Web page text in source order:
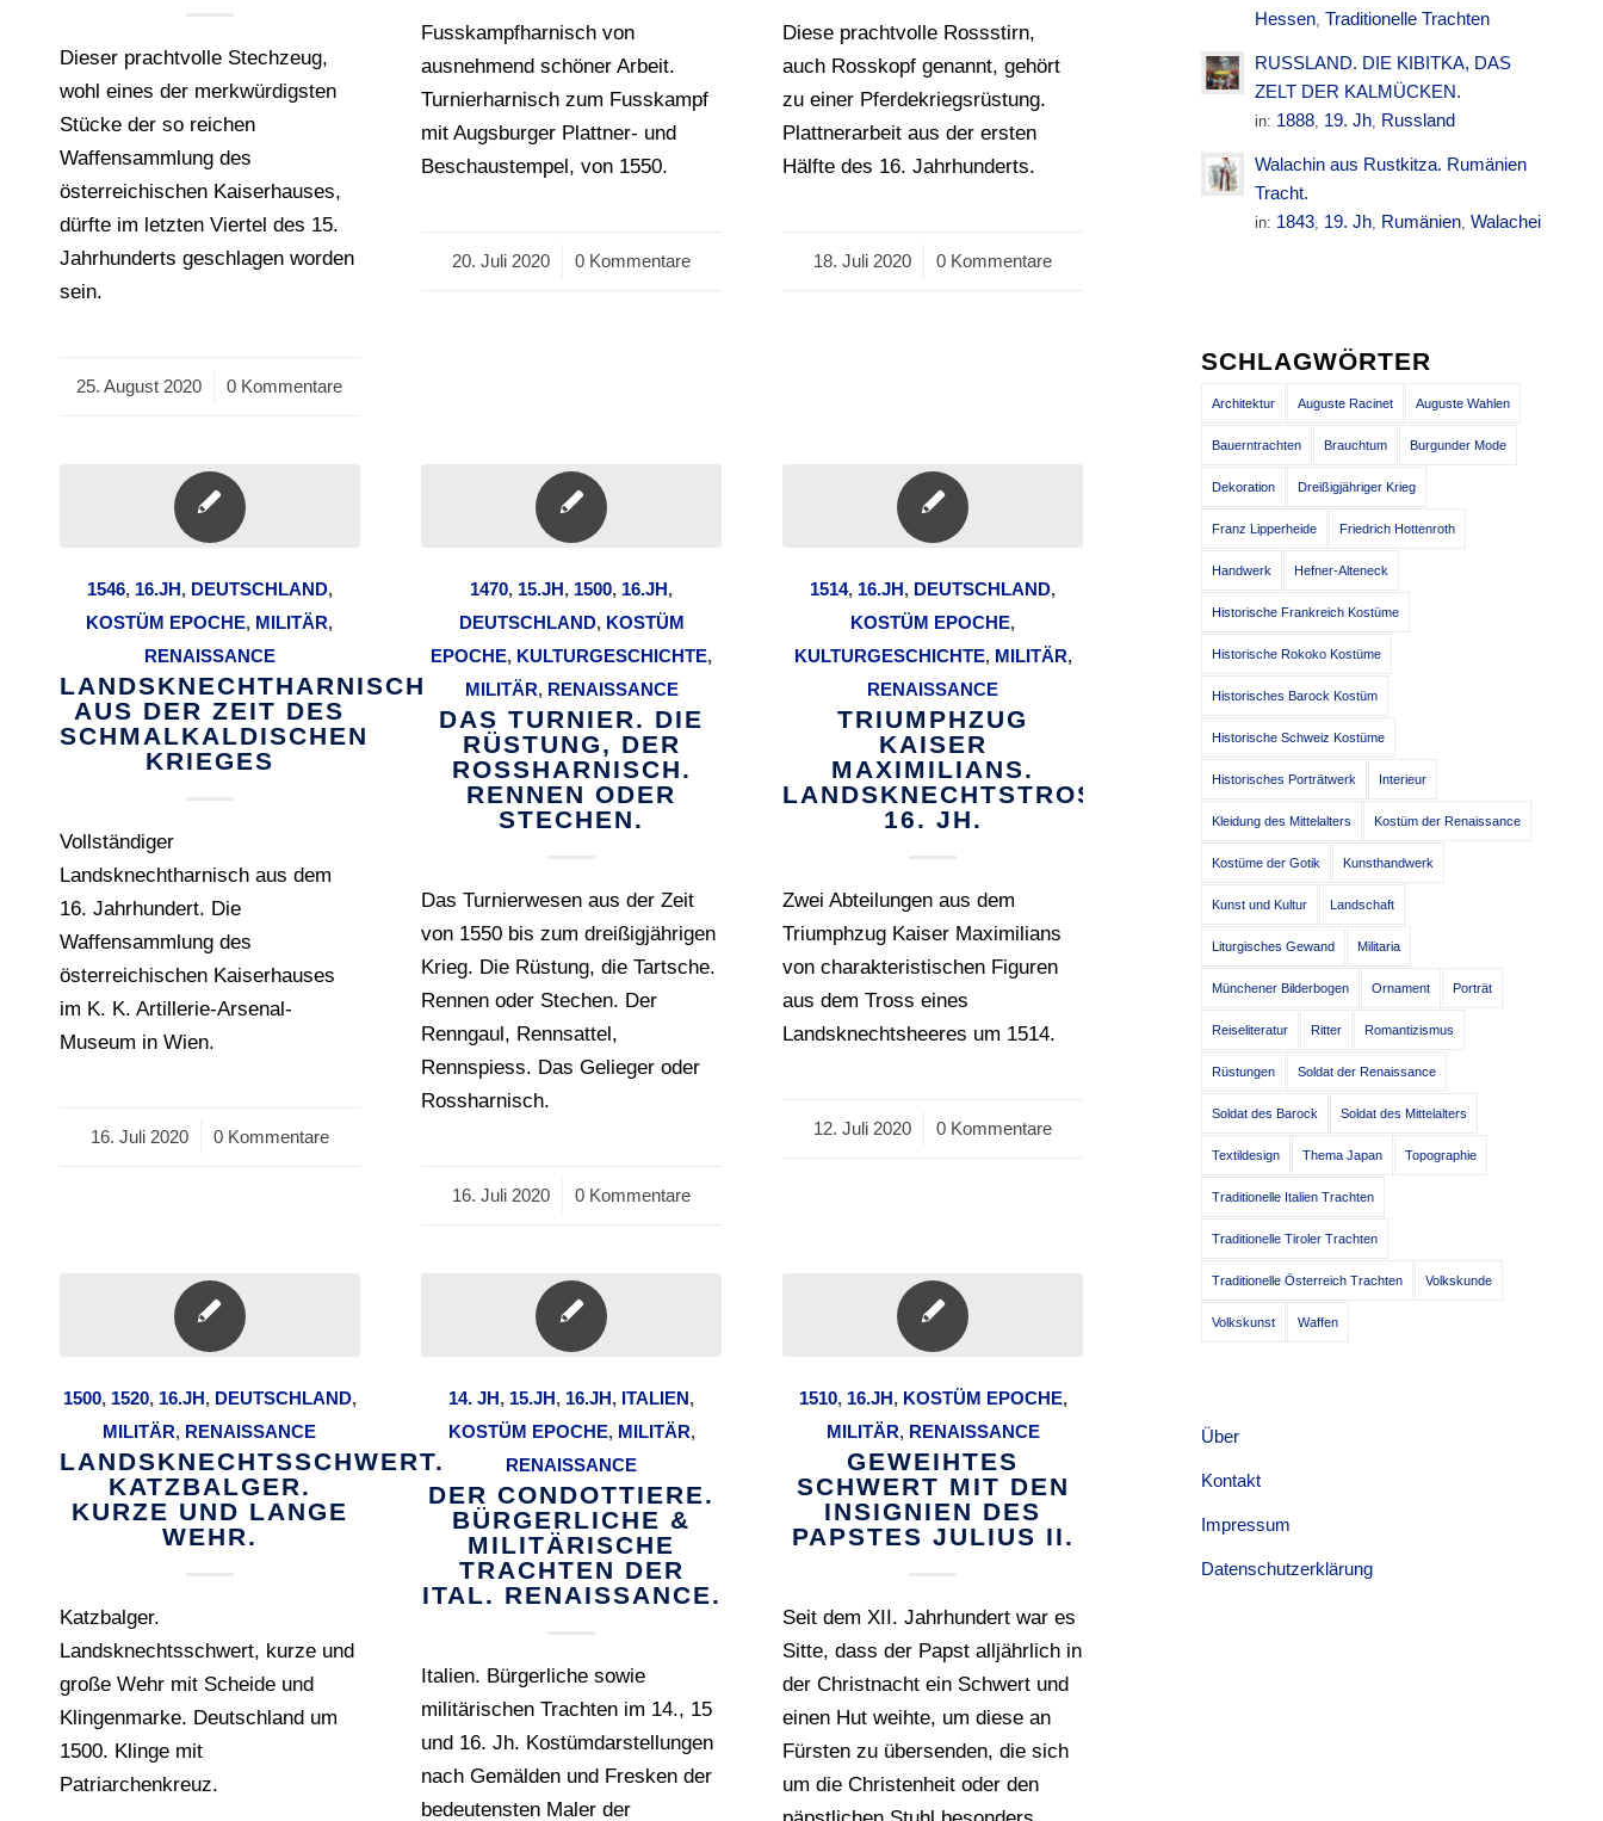
Dieser prachtvolle Stechzeug,
wohl eines der merkwürdigsten
Stücke der so reichen
Waffensammlung des
österreichischen Kaiserhauses,
dürfte im letzten Viertel des 15.
Jahrhunderts geschlagen worden
sein.
25. August 2020
/ 0 Kommentare
Fusskampfharnisch von
ausnehmend schöner Arbeit.
Turnierharnisch zum Fusskampf
mit Augsburger Plattner- und
Beschaustempel, von 1550.
20. Juli 2020
/ 0 Kommentare
Diese prachtvolle Rossstirn,
auch Rosskopf genannt, gehört
zu einer Pferdekriegsrüstung.
Plattnerarbeit aus der ersten
Hälfte des 16. Jahrhunderts.
18. Juli 2020
/ 0 Kommentare
1546, 16.JH, DEUTSCHLAND,
KOSTÜM EPOCHE, MILITÄR,
RENAISSANCE
LANDSKNECHTHARNISCH
AUS DER ZEIT DES
SCHMALKALDISCHEN
KRIEGES
Vollständiger
Landsknechtharnisch aus dem
16. Jahrhundert. Die
Waffensammlung des
österreichischen Kaiserhauses
im K. K. Artillerie-Arsenal-
Museum in Wien.
16. Juli 2020
/ 0 Kommentare
1470, 15.JH, 1500, 16.JH,
DEUTSCHLAND, KOSTÜM
EPOCHE, KULTURGESCHICHTE,
MILITÄR, RENAISSANCE
DAS TURNIER. DIE
RÜSTUNG, DER
ROSSHARNISCH.
RENNEN ODER
STECHEN.
Das Turnierwesen aus der Zeit
von 1550 bis zum dreißigjährigen
Krieg. Die Rüstung, die Tartsche.
Rennen oder Stechen. Der
Renngaul, Rennsattel,
Rennspiess. Das Gelieger oder
Rossharnisch.
16. Juli 2020
/ 0 Kommentare
1514, 16.JH, DEUTSCHLAND,
KOSTÜM EPOCHE,
KULTURGESCHICHTE, MILITÄR,
RENAISSANCE
TRIUMPHZUG
KAISER
MAXIMILIANS.
LANDSKNECHTSTROSS
16. JH.
Zwei Abteilungen aus dem
Triumphzug Kaiser Maximilians
von charakteristischen Figuren
aus dem Tross eines
Landsknechtsheeres um 1514.
12. Juli 2020
/ 0 Kommentare
1500, 1520, 16.JH, DEUTSCHLAND,
MILITÄR, RENAISSANCE
LANDSKNECHTSSCHWERT.
KATZBALGER.
KURZE UND LANGE
WEHR.
Katzbalger.
Landsknechtsschwert, kurze und
große Wehr mit Scheide und
Klingenmarke. Deutschland um
1500. Klinge mit
Patriarchenkreuz.
14. JH, 15.JH, 16.JH, ITALIEN,
KOSTÜM EPOCHE, MILITÄR,
RENAISSANCE
DER CONDOTTIERE.
BÜRGERLICHE &
MILITÄRISCHE
TRACHTEN DER
ITAL. RENAISSANCE.
Italien. Bürgerliche sowie
militärischen Trachten im 14., 15
und 16. Jh. Kostümdarstellungen
nach Gemälden und Fresken der
bedeutensten Maler der
1510, 16.JH, KOSTÜM EPOCHE,
MILITÄR, RENAISSANCE
GEWEIHTES
SCHWERT MIT DEN
INSIGNIEN DES
PAPSTES JULIUS II.
Seit dem XII. Jahrhundert war es
Sitte, dass der Papst alljährlich in
der Christnacht ein Schwert und
einen Hut weihte, um diese an
Fürsten zu übersenden, die sich
um die Christenheit oder den
Hessen, Traditionelle Trachten
RUSSLAND. DIE KIBITKA, DAS
ZELT DER KALMÜCKEN.
in: 1888, 19. Jh, Russland
Walachin aus Rustkitza. Rumänien
Tracht.
in: 1843, 19. Jh, Rumänien,Walachei
SCHLAGWÖRTER
Architektur Auguste Racinet Auguste Wahlen
Bauerntrachten Brauchtum Burgunder Mode
Dekoration Dreißigjähriger Krieg
Franz Lipperheide Friedrich Hottenroth
Handwerk Hefner-Alteneck
Historische Frankreich Kostüme
Historische Rokoko Kostüme
Historisches Barock Kostüm
Historische Schweiz Kostüme
Historisches Porträtwerk Interieur
Kleidung des Mittelalters Kostüm der Renaissance
Kostüme der Gotik Kunsthandwerk
Kunst und Kultur Landschaft
Liturgisches Gewand Militaria
Münchener Bilderbogen Ornament Porträt
Reiseliteratur Ritter Romantizismus
Rüstungen Soldat der Renaissance
Soldat des Barock Soldat des Mittelalters
Textildesign Thema Japan Topographie
Traditionelle Italien Trachten
Traditionelle Tiroler Trachten
Traditionelle Österreich Trachten Volkskunde
Volkskunst Waffen
Über
Kontakt
Impressum
Datenschutzerklärung